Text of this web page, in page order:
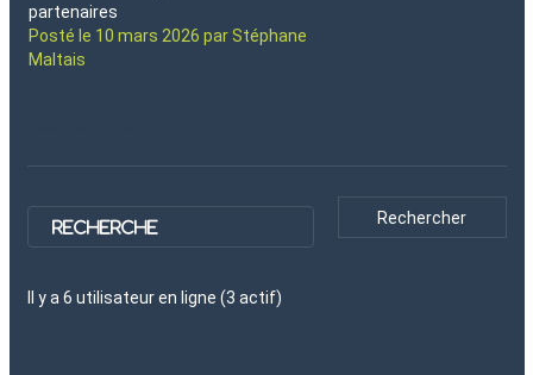
partenaires
Posté le 10 mars 2026 par Stéphane
Maltais
Il y a6 utilisateuren ligne (3 actif)